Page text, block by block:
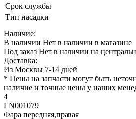
Срок службы
Тип насадки
Наличие:
В наличии Нет в наличии в магазине
Под заказ Нет в наличии на
Доставка:
Из Москвы 7-14 дней
* Цены на запчасти могут быть
наличие и точные цены у наших
4
LN001079
Фара передняя,правая